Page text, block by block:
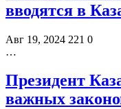
вводятся в
Авг 19, 2024 221 0
…
Президент
важных